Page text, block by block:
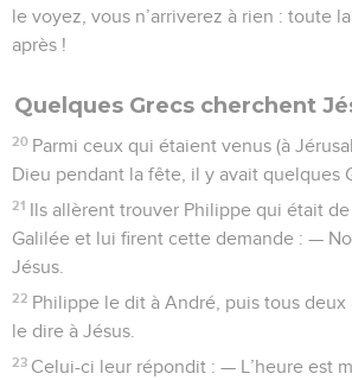
le voyez, vous n’arriverez à rien : toute
après !
Quelques Grecs cherchent
20 Parmi ceux qui étaient venus (à
Dieu pendant la fête, il y avait quelques
21 Ils allèrent trouver Philippe qui était
Galilée et lui firent cette demande : —
Jésus.
22 Philippe le dit à André, puis tous
le dire à Jésus.
23 Celui-ci leur répondit : — L’heure est